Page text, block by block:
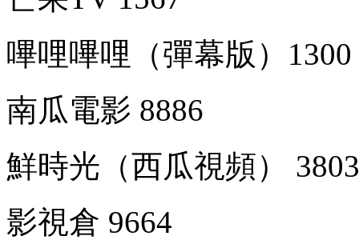
嗶哩嗶哩（彈幕版）1300
南瓜電影 8886
鮮時光（西瓜視頻） 3803
影視倉 9664